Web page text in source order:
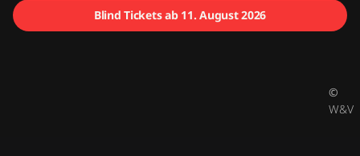
Blind Tickets ab 11. August 2026
©
W&V